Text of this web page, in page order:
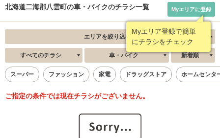
北海道二海郡八雲町の車・バイクのチラシ一覧
Myエリア登録で簡単
にチラシをチェック
Myエリアに登録
エリアを絞り込む
すべてのチラシ 車・バイク 新着順
スーパー ファッション 家電 ドラッグストア ホームセンタ
ご指定の条件では現在チラシがございません。